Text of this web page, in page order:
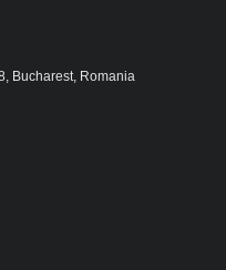
Bucharest, Romania